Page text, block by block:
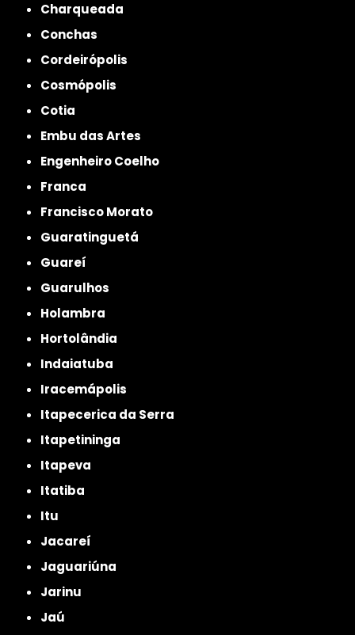
Charqueada
Conchas
Cordeirópolis
Cosmópolis
Cotia
Embu das Artes
Engenheiro Coelho
Franca
Francisco Morato
Guaratinguetá
Guareí
Guarulhos
Holambra
Hortolândia
Indaiatuba
Iracemápolis
Itapecerica da Serra
Itapetininga
Itapeva
Itatiba
Itu
Jacareí
Jaguariúna
Jarinu
Jaú